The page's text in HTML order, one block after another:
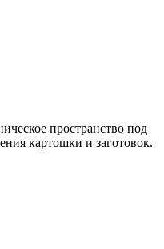
пространство под
картошки и заготовок.